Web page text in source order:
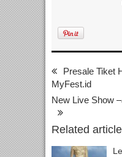
Presale Tiket
MyFest.id
New Live Show
Related